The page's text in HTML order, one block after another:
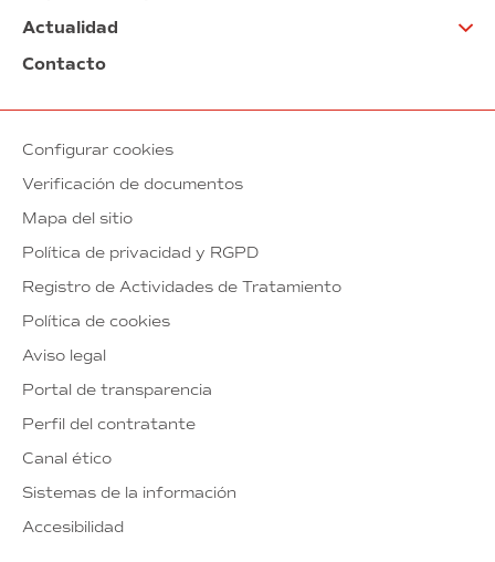
Actualidad
Contacto
Configurar cookies
Verificación de documentos
Mapa del sitio
Política de privacidad y RGPD
Registro de Actividades de Tratamiento
Política de cookies
Aviso legal
Portal de transparencia
Perfil del contratante
Canal ético
Sistemas de la información
Accesibilidad